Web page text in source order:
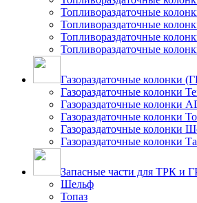
Топливораздаточные
Топливораздаточные
Топливораздаточные
Топливораздаточные
Газораздаточные колонки
Газораздаточные колонки
Газораздаточные колонки
Газораздаточные колонки
Газораздаточные колонки
Газораздаточные колонки
Запасные части для ТРК и
Шельф
Топаз